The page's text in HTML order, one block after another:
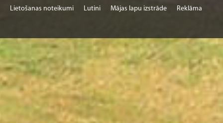
Lietošanas noteikumi Lutini Mājas lapu izstrāde Reklāma